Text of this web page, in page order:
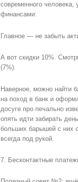
современного человека,
финансами:
Главное — не забыть
А вот скидки 10%.
(7%).
Наверное, можно найти
на поход в банк и
досуге про печально
опять идти забирать
больших барышей с них
всегда под рукой.
7. Бесконтактные